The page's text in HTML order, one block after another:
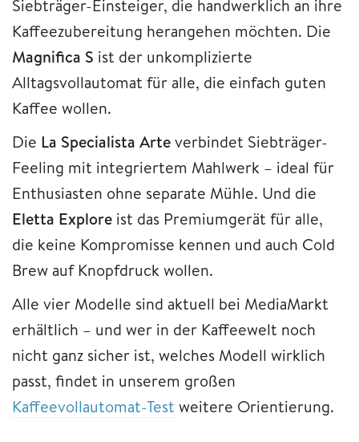
Siebträger-Einsteiger, die handwerklich an ihre
Kaffeezubereitung herangehen möchten. Die
Magnifica S ist der unkomplizierte
Alltagsvollautomat für alle, die einfach guten
Kaffee wollen.
Die La Specialista Arteverbindet Siebträger-
Feeling mit integriertem Mahlwerk – ideal für
Enthusiasten ohne separate Mühle. Und die
Eletta Explore ist das Premiumgerät für alle,
die keine Kompromisse kennen und auch Cold
Brew auf Knopfdruck wollen.
Alle vier Modelle sind aktuell bei MediaMarkt
erhältlich – und wer in der Kaffeewelt noch
nicht ganz sicher ist, welches Modell wirklich
passt, findet in unserem großen
Kaffeevollautomat-Test weitere Orientierung.